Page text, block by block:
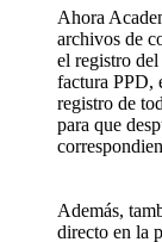
Ahora
archivos de
el registro del
factura PPD,
registro de
para que
Además,
directo en la